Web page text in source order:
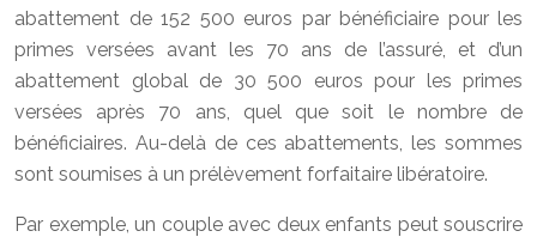
abattement de 152 500 euros par bénéficiaire pour les
primes versées avant les 70 ans de l’assuré, et d’un
abattement global de 30 500 euros pour les primes
versées après 70 ans, quel que soit le nombre de
bénéficiaires. Au-delà de ces abattements, les sommes
sont soumises à un prélèvement forfaitaire libératoire.
Par exemple, un couple avec deux enfants peut souscrire